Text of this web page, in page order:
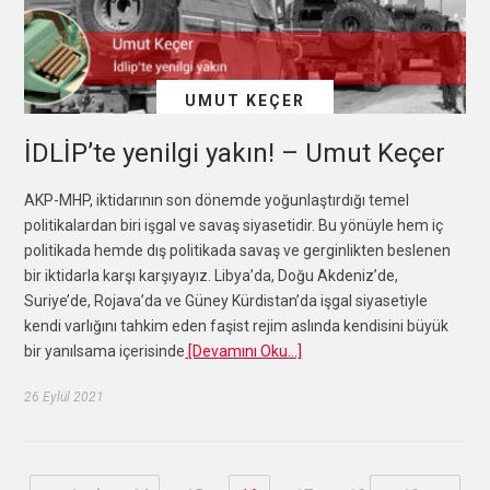
UMUT KEÇER
İDLİP’te yenilgi yakın! – Umut Keçer
AKP-MHP, iktidarının son dönemde yoğunlaştırdığı temel
politikalardan biri işgal ve savaş siyasetidir. Bu yönüyle hem iç
politikada hemde dış politikada savaş ve gerginlikten beslenen
bir iktidarla karşı karşıyayız. Libya’da, Doğu Akdeniz’de,
Suriye’de, Rojava’da ve Güney Kürdistan’da işgal siyasetiyle
kendi varlığını tahkim eden faşist rejim aslında kendisini büyük
bir yanılsama içerisinde [Devamını Oku…]
26 Eylül 2021